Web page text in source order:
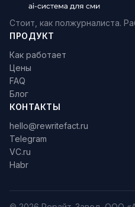
Стоит, как полжурналиста.
ПРОДУКТ
Как работает
Цены
FAQ
Блог
КОНТАКТЫ
hello@rewritefact.ru
Telegram
VC.ru
Habr